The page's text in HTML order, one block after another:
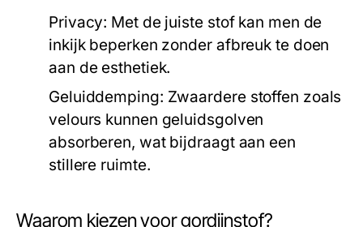
Privacy: Met de juiste stof kan men de
inkijk beperken zonder afbreuk te doen
aan de esthetiek.
Geluiddemping: Zwaardere stoffen zoals
velours kunnen geluidsgolven
absorberen, wat bijdraagt aan een
stillere ruimte.
Waarom kiezen voor gordijnstof?